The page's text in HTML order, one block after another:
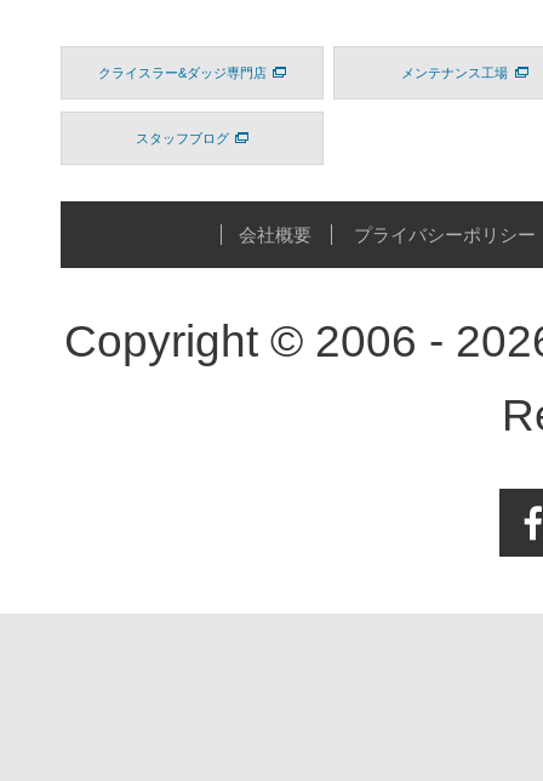
クライスラー&ダッジ専門店 メンテナンス工場
スタッフブログ
会社概要 プライバシーポリシー
Copyright © 2006 -